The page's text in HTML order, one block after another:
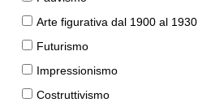
Arte figurativa dal 1900 al 1930
Futurismo
Impressionismo
Costruttivismo